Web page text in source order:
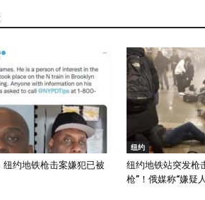
纽约地铁枪击案嫌犯已被
纽约
纽约地铁站突发枪
枪”！俄媒称“嫌疑